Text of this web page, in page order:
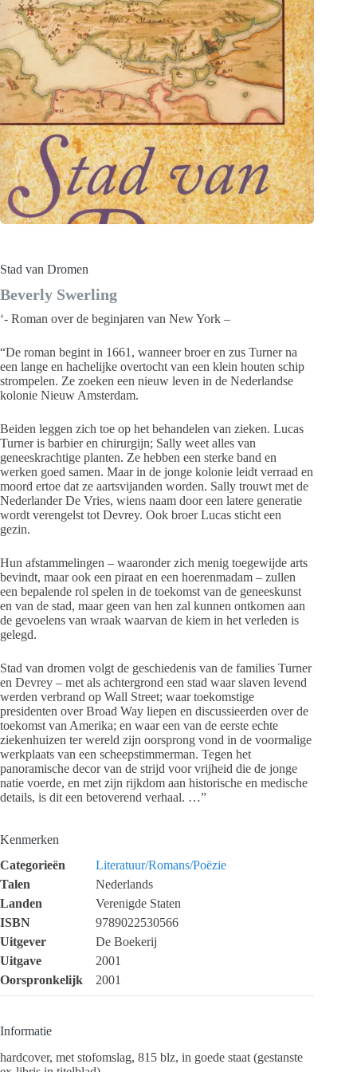
Stad van Dromen
Beverly Swerling
‘- Roman over de beginjaren van New York –
“De roman begint in 1661, wanneer broer en zus Turner na
een lange en hachelijke overtocht van een klein houten schip
strompelen. Ze zoeken een nieuw leven in de Nederlandse
kolonie Nieuw Amsterdam.
Beiden leggen zich toe op het behandelen van zieken. Lucas
Turner is barbier en chirurgijn; Sally weet alles van
geneeskrachtige planten. Ze hebben een sterke band en
werken goed samen. Maar in de jonge kolonie leidt verraad en
moord ertoe dat ze aartsvijanden worden. Sally trouwt met de
Nederlander De Vries, wiens naam door een latere generatie
wordt verengelst tot Devrey. Ook broer Lucas sticht een
gezin.
Hun afstammelingen – waaronder zich menig toegewijde arts
bevindt, maar ook een piraat en een hoerenmadam – zullen
een bepalende rol spelen in de toekomst van de geneeskunst
en van de stad, maar geen van hen zal kunnen ontkomen aan
de gevoelens van wraak waarvan de kiem in het verleden is
gelegd.
Stad van dromen volgt de geschiedenis van de families Turner
en Devrey – met als achtergrond een stad waar slaven levend
werden verbrand op Wall Street; waar toekomstige
presidenten over Broad Way liepen en discussieerden over de
toekomst van Amerika; en waar een van de eerste echte
ziekenhuizen ter wereld zijn oorsprong vond in de voormalige
werkplaats van een scheepstimmerman. Tegen het
panoramische decor van de strijd voor vrijheid die de jonge
natie voerde, en met zijn rijkdom aan historische en medische
details, is dit een betoverend verhaal. …”
Kenmerken
Categorieën
Literatuur/Romans/Poëzie
Talen
Nederlands
Landen
Verenigde Staten
ISBN
9789022530566
Uitgever
De Boekerij
Uitgave
2001
Oorspronkelijk
2001
Informatie
hardcover, met stofomslag, 815 blz, in goede staat (gestanste